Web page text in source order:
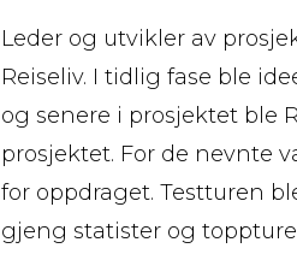
Leder og utvikler av
Reiseliv. I tidlig fase ble
og senere i prosjektet ble
prosjektet. For de nevnte
for oppdraget. Testturen
gjeng statister og